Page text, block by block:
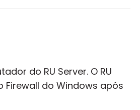
do RU Server. O RU
do Windows após